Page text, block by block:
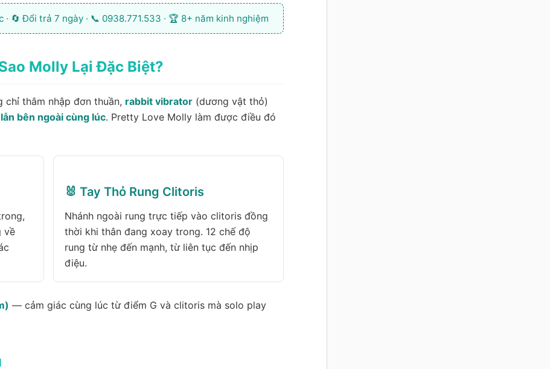
🔄 Đổi trả 7 ngày · 📞 0938.771.533 · 🏆 8+ năm kinh nghiệm
Molly Lại Đặc Biệt?
chỉ thâm nhập đơn thuần, rabbit vibrator (dương vật thỏ)
bên ngoài cùng lúc. Pretty Love Molly làm được điều đó
về
🐰 Tay Thỏ Rung Clitoris
Nhánh ngoài rung trực tiếp vào clitoris đồng
thời khi thân đang xoay trong. 12 chế độ
rung từ nhẹ đến mạnh, từ liên tục đến nhịp
điệu.
— cảm giác cùng lúc từ điểm G và clitoris mà solo play